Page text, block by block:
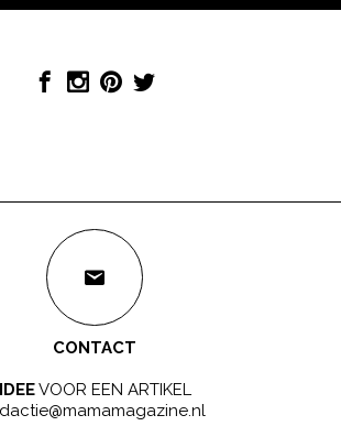
CONTACT
IDEEVOOR EEN ARTIKEL